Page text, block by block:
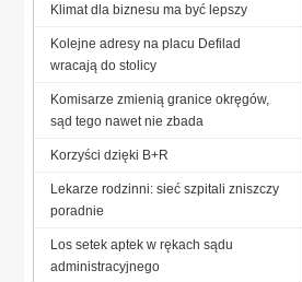
Klimat dla biznesu ma być lepszy
Kolejne adresy na placu Defilad
wracają do stolicy
Komisarze zmienią granice okręgów,
sąd tego nawet nie zbada
Korzyści dzięki B+R
Lekarze rodzinni: sieć szpitali zniszczy
poradnie
Los setek aptek w rękach sądu
administracyjnego